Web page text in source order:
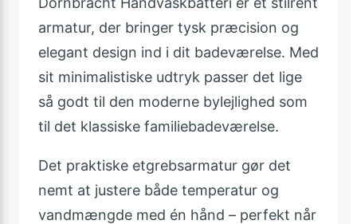
armatur, der bringer tysk præcision og
elegant design ind i dit badeværelse. Med
sit minimalistiske udtryk passer det lige
så godt til den moderne bylejlighed som
til det klassiske familie­badeværelse.
Det praktiske etgrebsarmatur gør det
nemt at justere både temperatur og
vandmængde med én hånd – perfekt når